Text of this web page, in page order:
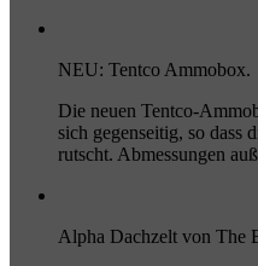
NEU: Tentco Ammobox.
Die neuen Tentco-
sich gegenseitig, so dass
rutscht. Abmessungen
Alpha Dachzelt von The